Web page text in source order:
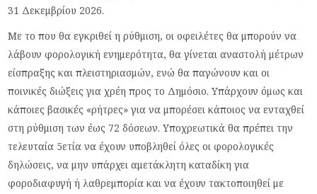
31 Δεκεμβρίου 2026.
Με το που θα εγκριθεί η ρύθμιση, οι οφειλέτες θα μπορούν να
λάβουν φορολογική ενημερότητα, θα γίνεται αναστολή μέτρων
είσπραξης και πλειστηριασμών, ενώ θα παγώνουν και οι
ποινικές διώξεις για χρέη προς το Δημόσιο. Υπάρχουν όμως και
κάποιες βασικές «ρήτρες» για να μπορέσει κάποιος να ενταχθεί
στη ρύθμιση των έως 72 δόσεων. Υποχρεωτικά θα πρέπει την
τελευταία 5ετία να έχουν υποβληθεί όλες οι φορολογικές
δηλώσεις, να μην υπάρχει αμετάκλητη καταδίκη για
φοροδιαφυγή ή λαθρεμπορία και να έχουν τακτοποιηθεί με